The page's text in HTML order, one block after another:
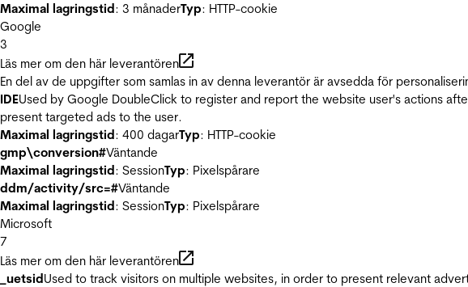
Maximal lagringstid: 3 månaderTyp: HTTP-cookie
Google
3
Läs mer om den här leverantören
En del av de uppgifter som samlas in av denna leverantör är avsedda för
IDEUsed by Google DoubleClick to register and report the website user's actions
present targeted ads to the user.
Maximal lagringstid: 400 dagarTyp: HTTP-cookie
gmp\conversion#Väntande
Maximal lagringstid: SessionTyp: Pixelspårare
ddm/activity/src=#Väntande
Maximal lagringstid: SessionTyp: Pixelspårare
Microsoft
7
Läs mer om den här leverantören
_uetsidUsed to track visitors on multiple websites, in order to present relevant